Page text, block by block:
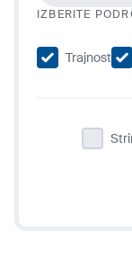
IZBERITE
Trajnost